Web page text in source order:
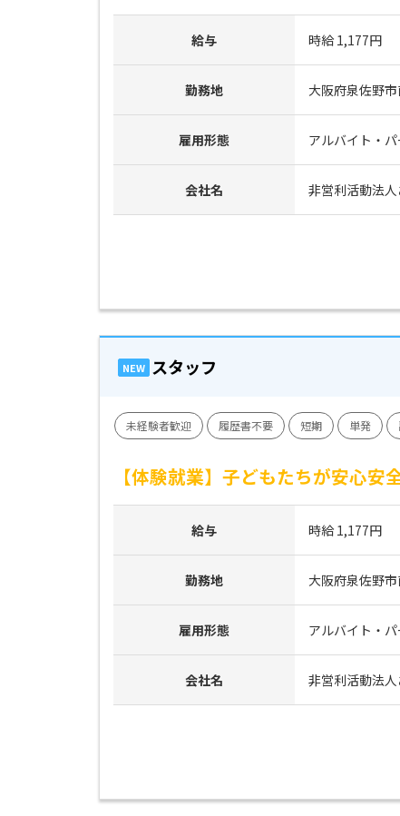
給与 時給 1,177円
勤務地 大阪府泉佐野
雇用形態 アルバイト・パ
会社名 非営利活動法
NEW スタッフ
未経験者歓迎 履歴書不要 短期 単発
【体験就業】子どもたちが安心
給与 時給 1,177円
勤務地 大阪府泉佐野
雇用形態 アルバイト・パ
会社名 非営利活動法